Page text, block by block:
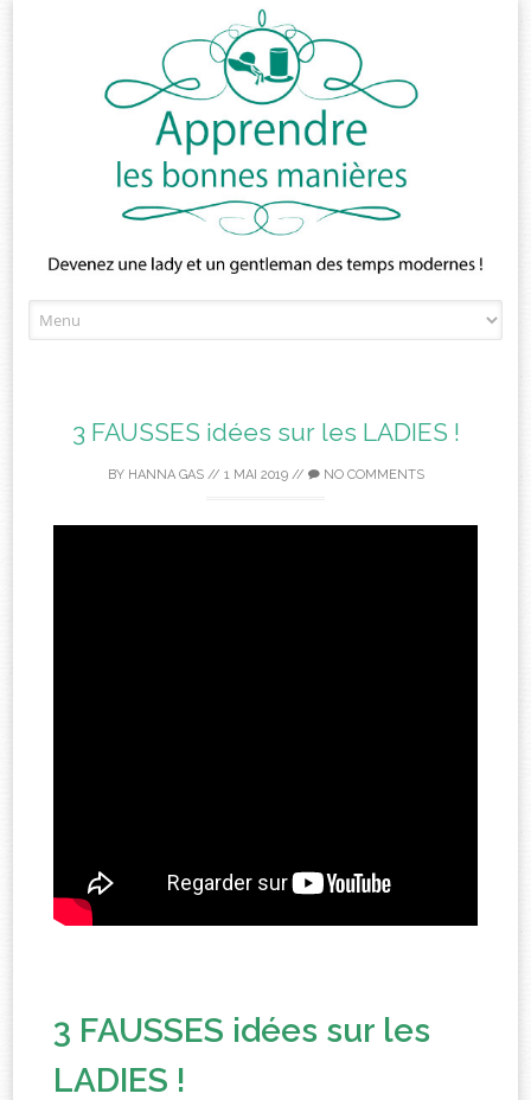
to
3 FAUSSES idées sur les LADIES !
BY HANNA GAS// 1 MAI 2019// NO COMMENTS
3 FAUSSES idées sur les
LADIES !